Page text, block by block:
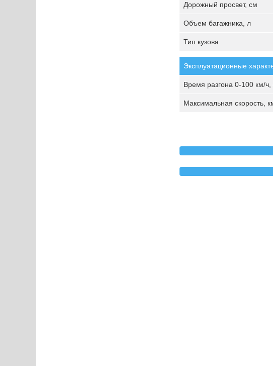
Дорожный просвет, см
Объем багажника, л
Тип кузова
Эксплуатационные
Время разгона 0-100 км/ч,
Максимальная скорость,